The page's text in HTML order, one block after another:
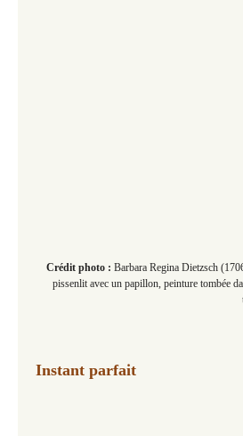
Crédit photo : Barbara Regina Dietzsch
pissenlit avec un papillon, peinture tombée
Instant parfait